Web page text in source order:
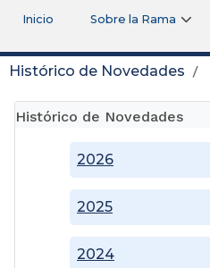
Inicio Sobre la Rama
Histórico de Novedades
Histórico de Novedades
2024
2025
2026